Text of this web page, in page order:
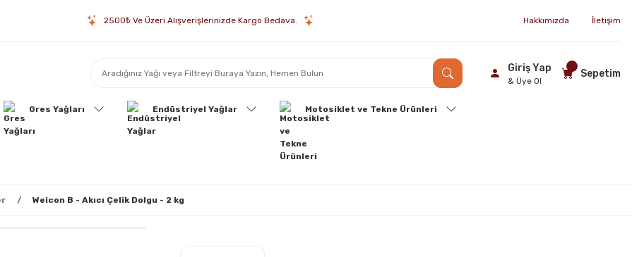
2500₺ Ve Üzeri Alışverişlerinizde Kargo Bedava. Hakkımızda İletişim
Giriş Yap
& Üye Ol
Sepetim
Gres Yağları Endüstriyel Yağlar Motosiklet ve Tekne Ürünleri
Weicon B - Akıcı Çelik Dolgu - 2 kg